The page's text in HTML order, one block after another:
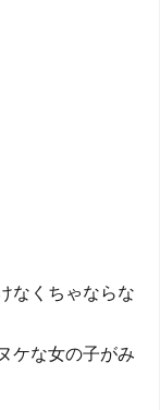
なくちゃならな
ケな女の子がみ